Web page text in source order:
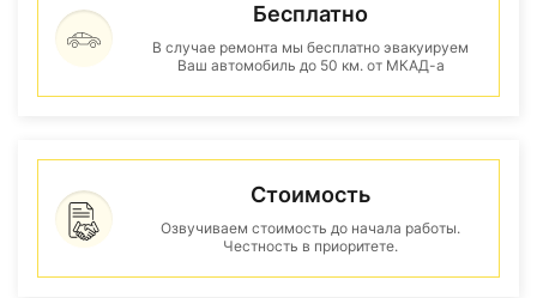
Бесплатно
В случае ремонта мы бесплатно эвакуируем
Ваш автомобиль до 50 км. от МКАД-а
Стоимость
Озвучиваем стоимость до начала работы.
Честность в приоритете.